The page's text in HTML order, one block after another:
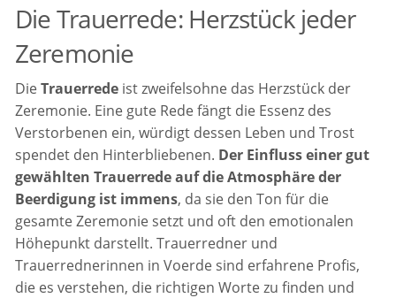
Die Trauerrede: Herzstück jeder
Zeremonie
DieTrauerrede ist zweifelsohne das Herzstück der
Zeremonie. Eine gute Rede fängt die Essenz des
Verstorbenen ein, würdigt dessen Leben und Trost
spendet den Hinterbliebenen. Der Einfluss einer gut
gewählten Trauerrede auf die Atmosphäre der
Beerdigung ist immens, da sie den Ton für die
gesamte Zeremonie setzt und oft den emotionalen
Höhepunkt darstellt. Trauerredner und
Trauerrednerinnen in Voerde sind erfahrene Profis,
die es verstehen, die richtigen Worte zu finden und